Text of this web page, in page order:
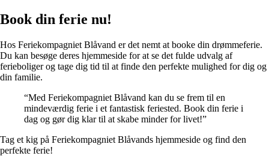
Book din ferie nu!
Hos Feriekompagniet Blåvand er det nemt at booke din drømmeferie.
Du kan besøge deres hjemmeside for at se det fulde udvalg af
ferieboliger og tage dig tid til at finde den perfekte mulighed for dig og
din familie.
“Med Feriekompagniet Blåvand kan du se frem til en
mindeværdig ferie i et fantastisk feriested. Book din ferie i
dag og gør dig klar til at skabe minder for livet!”
Tag et kig på Feriekompagniet Blåvands hjemmeside og find den
perfekte ferie!